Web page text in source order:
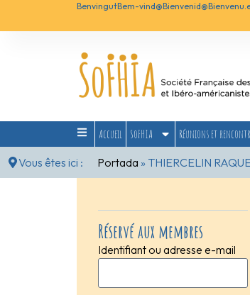
BenvingutBem-vind@Bienvenid@
Accueil SoFHIA Réunions et
Vous êtes ici :
Portada » THIERCELIN
Réservé aux membres
Identifiant ou adresse e-mail